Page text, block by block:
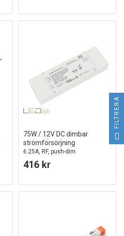
75W / 12V DC dimbar
strömförsörjning
6.25A, RF, push-dim
416 kr
FILTRERA